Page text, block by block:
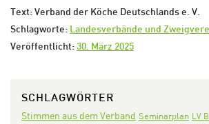
Text: Verband der Köche Deutschlands e. V.
Schlagworte: Landesverbände und
Veröffentlicht: 30. März 2025
SCHLAGWÖRTER
Stimmen aus dem Verband Seminarplan LV